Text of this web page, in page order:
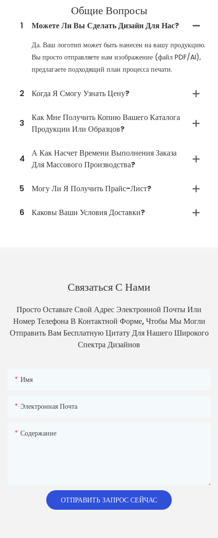
Общие Вопросы
1 Можете Ли Вы Сделать Дизайн Для Нас?
Да. Ваш логотип может быть нанесен на вашу продукцию.
Вы просто отправляете нам изображение (файл PDF/AI),
предлагаете подходящий план процесса печати.
2 Когда Я Смогу Узнать Цену?
3
Как Мне Получить Копию Вашего Каталога
Продукции Или Образцов?
4
А Как Насчет Времени Выполнения Заказа
Для Массового Производства?
5 Могу Ли Я Получить Прайс-Лист?
6 Каковы Ваши Условия Доставки?
Связаться С Нами
Просто Оставьте Свой Адрес Электронной Почты Или
Номер Телефона В Контактной Форме, Чтобы Мы Могли
Отправить Вам Бесплатную Цитату Для Нашего Широкого
Спектра Дизайнов
Имя
Электронная Почта
Содержание
ОТПРАВИТЬ ЗАПРОС СЕЙЧАС